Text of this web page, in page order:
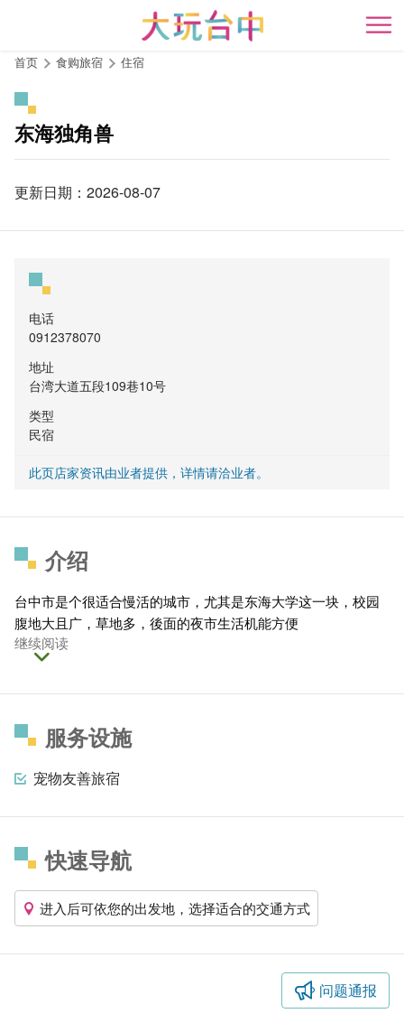
开
首页 食购旅宿 住宿
东海独角兽
更新日期：2026-08-07
电话
0912378070
地址
台湾大道五段109巷10号
类型
民宿
此页店家资讯由业者提供，详情请洽业者。
介绍
台中市是个很适合慢活的城市，尤其是东海大学这一块，校园
腹地大且广，草地多，後面的夜市生活机能方便
继续阅读
服务设施
宠物友善旅宿
快速导航
进入后可依您的出发地，选择适合的交通方式
问题通报